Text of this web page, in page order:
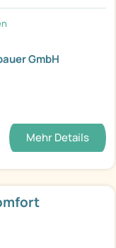
GmbH
Mehr Details